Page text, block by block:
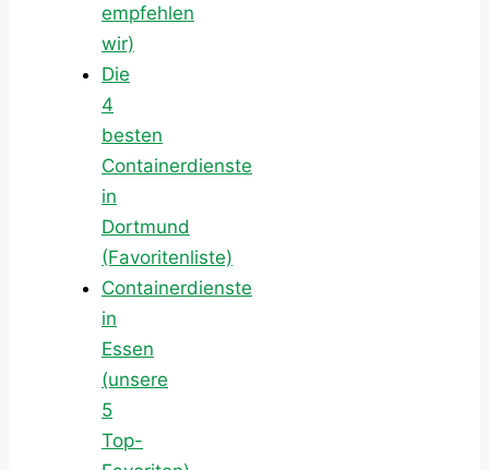
empfehlen
wir)
Die
4
besten
Containerdienste
in
Dortmund
(Favoritenliste)
Containerdienste
in
Essen
(unsere
5
Top-